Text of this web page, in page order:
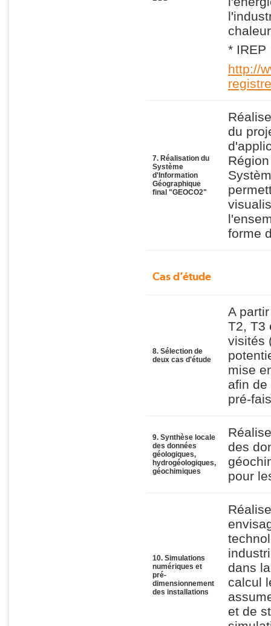
* IREP
http://
7. Réalisation du
Système
d'Information
Géographique
final "GEOCO2"
du
forme
Cas d’étude
8. Sélection de
deux cas d'étude
A
T2, T3
visités
mise
afin de
pré-
9. Synthèse locale
des données
géologiques,
hydrogéologiques,
géochimiques
des
pour
10. Simulations
numériques et
pré-
dimensionnement
des installations
dans
calcul
et de